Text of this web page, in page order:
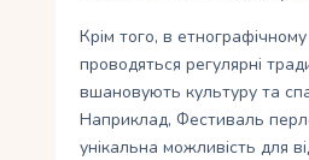
Крім того, в
проводяться регулярні
вшановують культуру та
Наприклад, Фестиваль
унікальна можливість для